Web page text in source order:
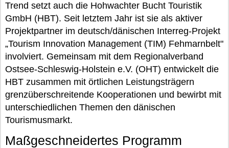
Trend setzt auch die Hohwachter Bucht Touristik
GmbH (HBT). Seit letztem Jahr ist sie als aktiver
Projektpartner im deutsch/dänischen Interreg-Projekt
„Tourism Innovation Management (TIM) Fehmarnbelt"
involviert. Gemeinsam mit dem Regionalverband
Ostsee-Schleswig-Holstein e.V. (OHT) entwickelt die
HBT zusammen mit örtlichen Leistungsträgern
grenzüberschreitende Kooperationen und bewirbt mit
unterschiedlichen Themen den dänischen
Tourismusmarkt.
Maßgeschneidertes Programm